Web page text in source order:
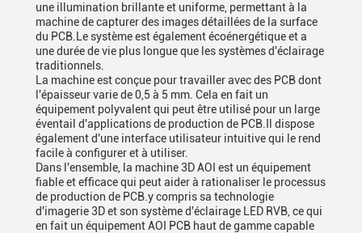
une illumination brillante et uniforme, permettant à la
machine de capturer des images détaillées de la surface
du PCB.Le système est également écoénergétique et a
une durée de vie plus longue que les systèmes d'éclairage
traditionnels.
La machine est conçue pour travailler avec des PCB dont
l'épaisseur varie de 0,5 à 5 mm. Cela en fait un
équipement polyvalent qui peut être utilisé pour un large
éventail d'applications de production de PCB.Il dispose
également d'une interface utilisateur intuitive qui le rend
facile à configurer et à utiliser.
Dans l'ensemble, la machine 3D AOI est un équipement
fiable et efficace qui peut aider à rationaliser le processus
de production de PCB.y compris sa technologie
d'imagerie 3D et son système d'éclairage LED RVB, ce qui
en fait un équipement AOI PCB haut de gamme capable